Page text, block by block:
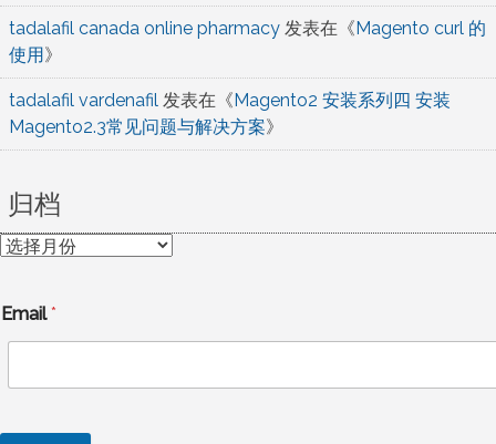
tadalafil canada online pharmacy 发表在《Magento curl 的
使用》
tadalafil vardenafil 发表在《Magento2 安装系列四 安装
Magento2.3常见问题与解决方案》
归档
归
Email*